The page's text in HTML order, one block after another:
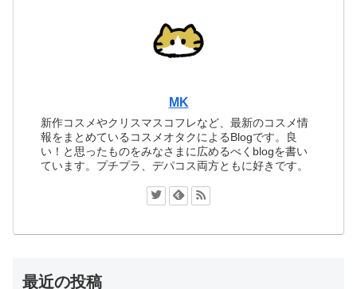
MK
新作コスメやクリスマスコフレなど、最新のコスメ情
報をまとめているコスメオタクによるBlogです。良
い！と思ったものをみなさまに広めるべくblogを書い
ています。プチプラ、デパコス両方ともに好きです。
最近の投稿